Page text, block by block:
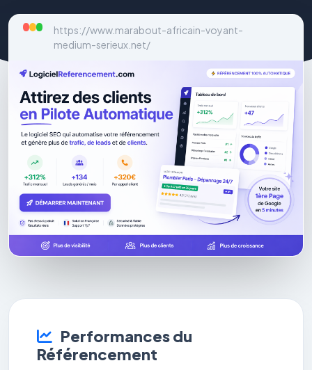
https://www.marabout-africain-voyant-
medium-serieux.net/
Performances du
Référencement